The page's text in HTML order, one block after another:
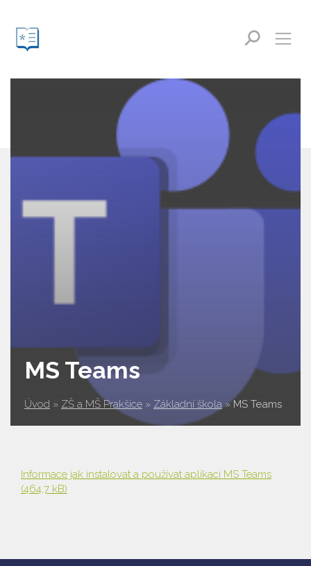
MS Teams
Úvod » ZŠ a MŠ Prakšice » Základní škola » MS Teams
Informace jak instalovat a používat aplikaci MS Teams
(464,7 kB)